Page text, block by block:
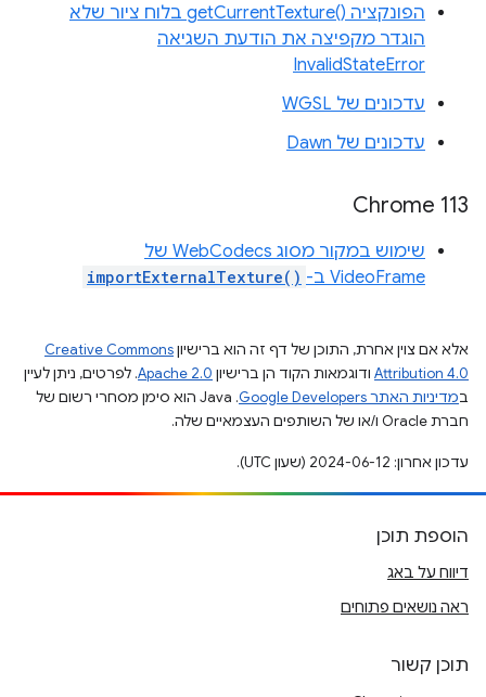
הפונקציה getCurrentTexture()‎ בלוח ציור שלא
הוגדר מקפיצה את הודעת השגיאה
InvalidStateError
עדכונים של WGSL
עדכונים של Dawn
Chrome 113
שימוש במקור מסוג WebCodecs של
VideoFrame ב-
importExternalTexture()
אלא אם צוין אחרת, התוכן של דף זה הוא ברישיוןCreative Commons
Attribution 4.0 ודוגמאות הקוד הן ברישיון Apache 2.0. לפרטים, ניתן לעיין
במדיניות האתר Google Developers‏
.‏ Java הוא סימן מסחרי רשום של
חברת Oracle ו/או של השותפים העצמאיים שלה.
עדכון אחרון: 2024-06-12 (שעון UTC).
הוספת תוכן
דיווח על באג
ראה נושאים פתוחים
תוכן קשור